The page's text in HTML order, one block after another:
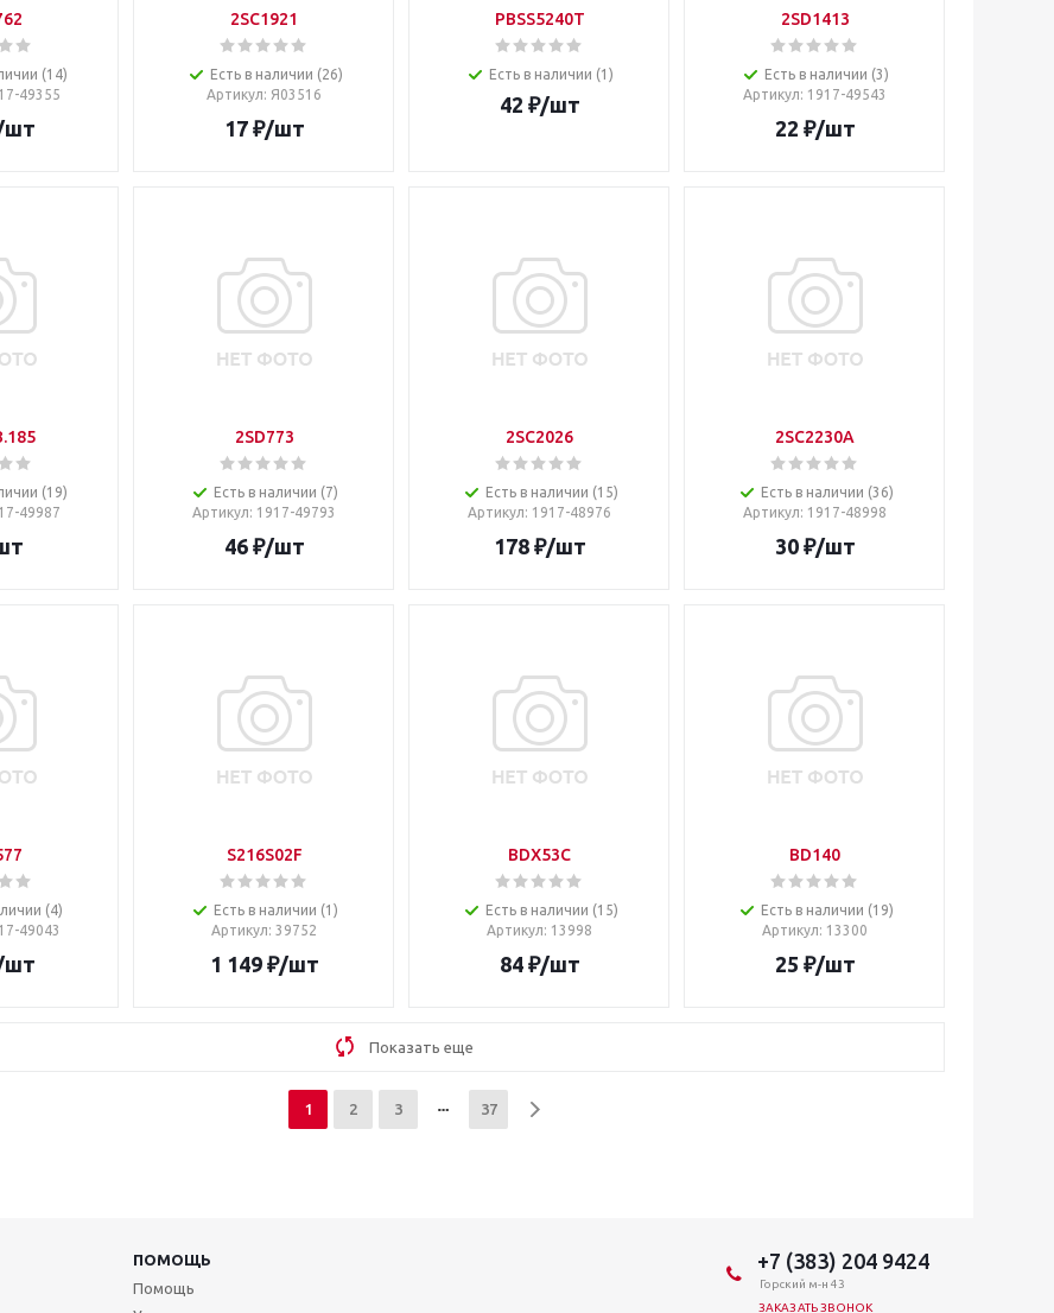
(14)
49355
2SC1921
Есть в наличии (26)
Артикул: Я03516
17₽/шт
PBSS5240T
Есть в наличии (1)
42 ₽/шт
2SD1413
Есть в наличии (3)
Артикул: 1917-49543
22 ₽/шт
(19)
49987
2SD773
Есть в наличии (7)
Артикул: 1917-49793
46₽/шт
2SC2026
Есть в наличии (15)
Артикул: 1917-48976
178₽/шт
2SC2230A
Есть в наличии (36)
Артикул: 1917-48998
30₽/шт
(4)
49043
S216S02F
Есть в наличии (1)
Артикул: 39752
1 149₽/шт
BDX53C
Есть в наличии (15)
Артикул: 13998
84₽/шт
BD140
Есть в наличии (19)
Артикул: 13300
25 ₽/шт
Показать еще
1 2 3 37
ПОМОЩЬ
Помощь
+7 (383) 204 9424
Горский м-н 43
ЗАКАЗАТЬ ЗВОНОК